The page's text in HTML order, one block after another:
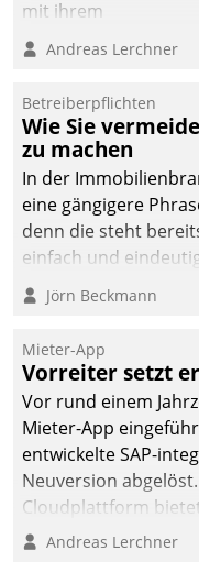
mit ihrem
kommunizieren, auf
einsehen und ändern
oder
Schadensmeldungen
abgeben – rund um
Uhr.
Andreas Lerchner
Betreiberpflichten
Wie Sie
zu machen
In der
eine gängigere
denn die steht
einfach und
Verantwortung
Jörn Beckmann
Mieter-App
Vorreiter setzt
Vor rund einem
Mieter-App
entwickelte SAP-
Neuversion
Cloudplattform
die Funktionalität
Andreas Lerchner